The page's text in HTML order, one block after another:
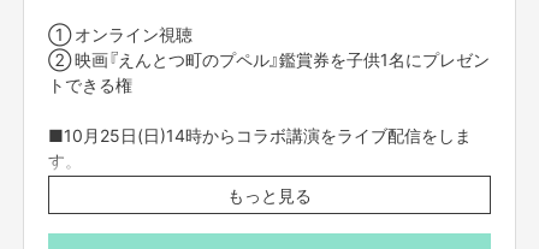
① オンライン視聴
② 映画『えんとつ町のプペル』鑑賞券を子供1名にプレゼン
トできる権
■10月25日(日)14時からコラボ講演をライブ配信をしま
す。
■ライブ配信は「Vimeo」という配信システムを使用してお
届けいたします。限定リンクをクリックするだけで動画を
見ることができるため、アプリのダウンロードは必要あり
もっと見る